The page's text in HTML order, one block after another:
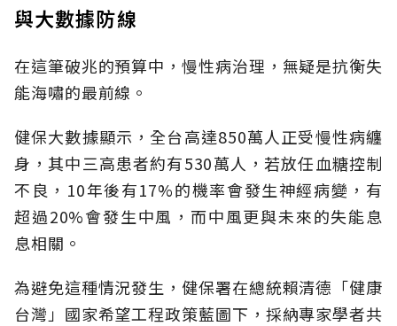
與大數據防線
在這筆破兆的預算中，慢性病治理，無疑是抗衡失
能海嘯的最前線。
健保大數據顯示，全台高達850萬人正受慢性病纏
身，其中三高患者約有530萬人，若放任血糖控制
不良，10年後有17%的機率會發生神經病變，有
超過20%會發生中風，而中風更與未來的失能息
息相關。
為避免這種情況發生，健保署在總統賴清德「健康
台灣」國家希望工程政策藍圖下，採納專家學者共